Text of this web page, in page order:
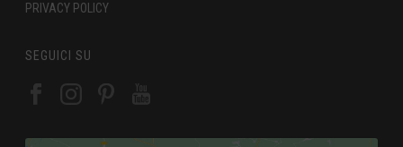
PRIVACY POLICY
SEGUICI SU